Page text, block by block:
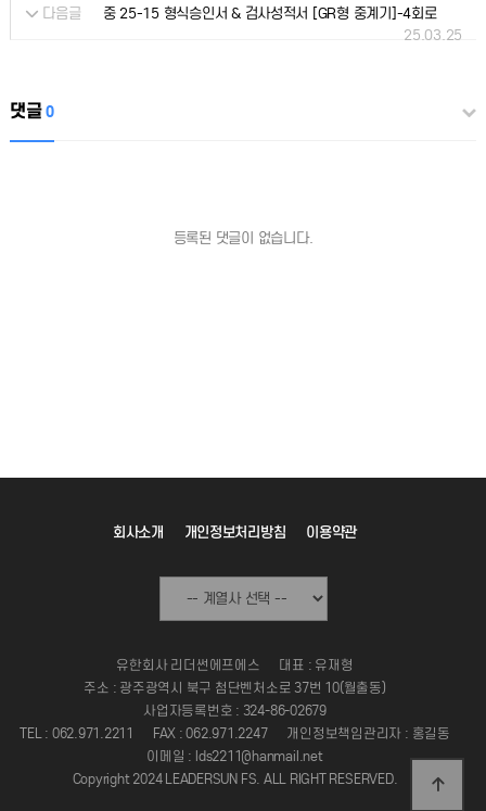
다음글
중 25-15 형식승인서 & 검사성적서 [GR형 중계기]-4회로
25.03.25
댓글0
등록된 댓글이 없습니다.
회사소개 개인정보처리방침 이용약관
유한회사 리더썬에프에스
대표 : 유재형
주소 : 광주광역시 북구 첨단벤처소로 37번 10(월출동)
사업자등록번호 : 324-86-02679
TEL : 062.971.2211
FAX : 062.971.2247
개인정보책임관리자 : 홍길동
이메일 : lds2211@hanmail.net
Copyright 2024 LEADERSUN FS. ALL RIGHT RESERVED.